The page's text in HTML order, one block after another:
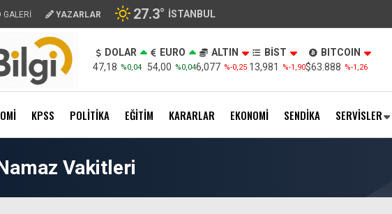
GALERİ YAZARLAR 27.3° İSTANBUL
DOLAR
47,18 %0,04
EURO
54,00 %0,04
ALTIN
6,077 %-0,25
BİST
13,981
%-1,90
BITCOIN
$63.888 %-1,26
KPSS POLİTİKA EĞİTİM KARARLAR EKONOMİ SENDİKA SERVİSLER
Vakitleri